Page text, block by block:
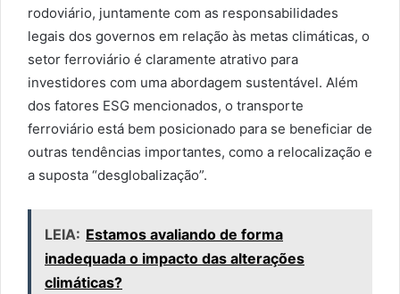
rodoviário, juntamente com as responsabilidades
legais dos governos em relação às metas climáticas, o
setor ferroviário é claramente atrativo para
investidores com uma abordagem sustentável. Além
dos fatores ESG mencionados, o transporte
ferroviário está bem posicionado para se beneficiar de
outras tendências importantes, como a relocalização e
a suposta “desglobalização”.
LEIA: Estamos avaliando de forma
inadequada o impacto das alterações
climáticas?